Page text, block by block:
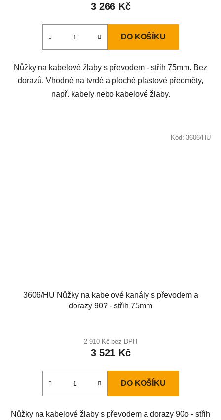
3 266 Kč
DO KOŠÍKU
Nůžky na kabelové žlaby s převodem - střih 75mm. Bez
dorazů. Vhodné na tvrdé a ploché plastové předměty,
např. kabely nebo kabelové žlaby.
3606/HU Nůžky na kabelové kanály s převodem a
dorazy 90? - střih 75mm
2 910 Kč bez DPH
3 521 Kč
DO KOŠÍKU
Nůžky na kabelové žlaby s převodem a dorazy 90o - střih
Kód: 3606/HU